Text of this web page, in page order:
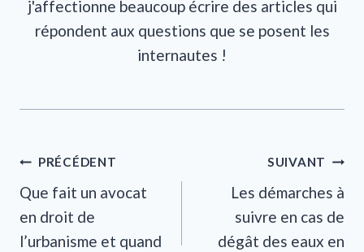
j'affectionne beaucoup écrire des articles qui
répondent aux questions que se posent les
internautes !
Navigation
de
l’article
PRÉCÉDENT
Que fait un avocat
en droit de
l’urbanisme et quand
SUIVANT
Les démarches à
suivre en cas de
dégât des eaux en